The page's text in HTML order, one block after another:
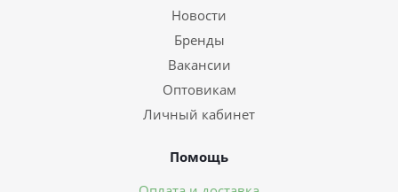
Новости
Бренды
Вакансии
Оптовикам
Личный кабинет
Помощь